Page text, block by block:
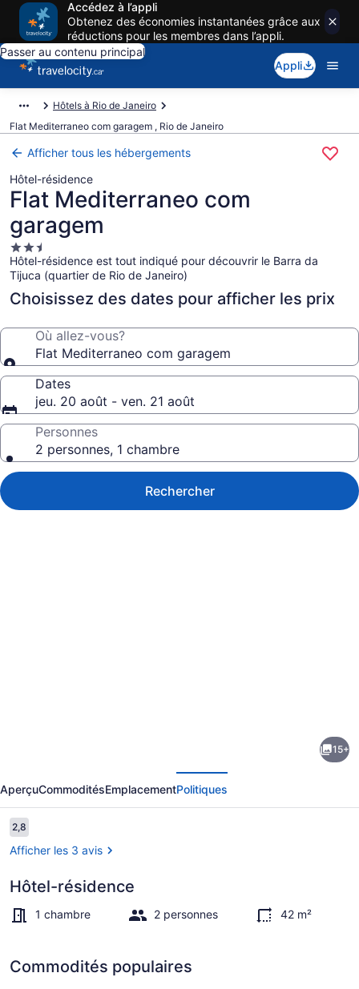
Accédez à l’appli
Obtenez des économies instantanées grâce aux
réductions pour les membres dans l’appli.
Passer au contenu principal
Appli
Hôtels à Rio de Janeiro
Flat Mediterraneo com garagem , Rio de Janeiro
Afficher tous les hébergements
Hôtel-résidence
Flat Mediterraneo com
garagem
Hébergement
2.5 étoiles
Hôtel-résidence est tout indiqué pour découvrir le Barra da
Tijuca (quartier de Rio de Janeiro)
Choisissez des dates pour afficher les prix
Où allez-vous?
Flat Mediterraneo com garagem
Dates
jeu. 20 août - ven. 21 août
Personnes
2 personnes, 1 chambre
Rechercher
Flat
Mediterraneo
com
garagem
15+
AperçuCommoditésEmplacementPolitiques
Avis
2,82,8 sur 10 –
Afficher les 3 avis
Hôtel-résidence
1 chambre 2 personnes 42 m²
Commodités populaires